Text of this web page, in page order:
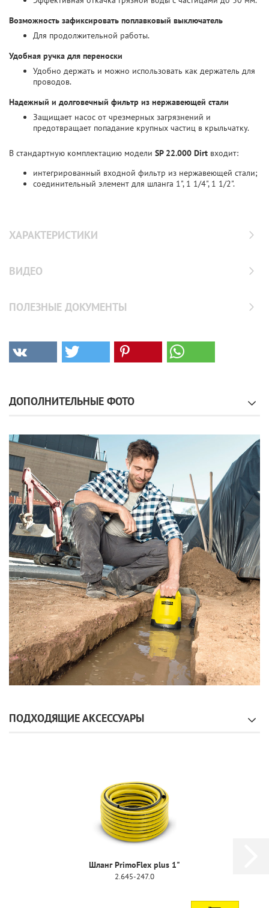
Возможность зафиксировать поплавковый выключатель
Для продолжительной работы.
Удобная ручка для переноски
Удобно держать и можно использовать как держатель для
проводов.
Надежный и долговечный фильтр из нержавеющей стали
Защищает насос от чрезмерных загрязнений и
предотвращает попадание крупных частиц в крыльчатку.
В стандартную комплектацию модели SP 22.000 Dirt входит:
интегрированный входной фильтр из нержавеющей стали;
соединительный элемент для шланга 1", 1 1/4", 1 1/2".
ХАРАКТЕРИСТИКИ
ВИДЕО
ПОЛЕЗНЫЕ ДОКУМЕНТЫ
ДОПОЛНИТЕЛЬНЫЕ ФОТО
ПОДХОДЯЩИЕ АКСЕССУАРЫ
Шланг PrimoFlex plus 1"
2.645-247.0